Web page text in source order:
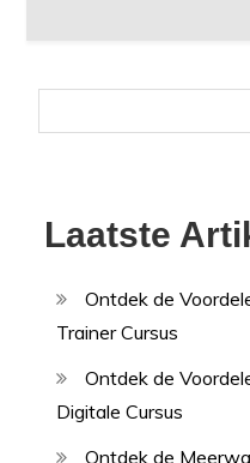
Laatste
Ontdek de
Trainer Cursus
Ontdek de
Digitale Cursus
Ontdek de